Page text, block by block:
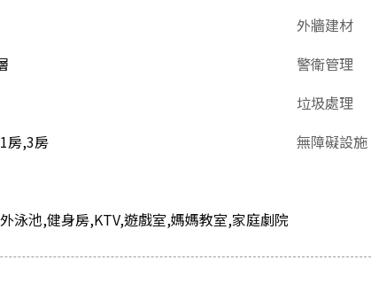
房,3房
外牆建材
警衛管理
垃圾處理
無障礙設施
泳池,健身房,KTV,遊戲室,媽媽教室,家庭劇院